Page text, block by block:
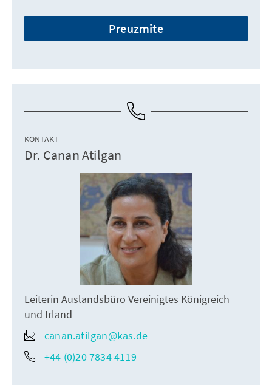
Preuzmite
KONTAKT
Dr. Canan Atilgan
Leiterin Auslandsbüro Vereinigtes Königreich
und Irland
canan.atilgan@kas.de
+44 (0)20 7834 4119